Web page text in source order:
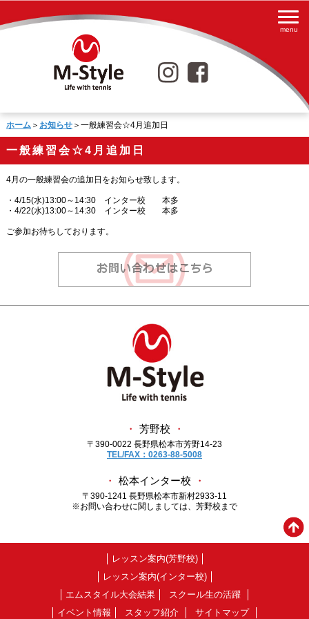
ホーム＞ お知らせ＞一般練習会☆4月追加日
一般練習会☆4月追加日
4月の一般練習会の追加日をお知らせ致します。
・4/15(水)13:00～14:30 インター校 本多
・4/22(水)13:00～14:30 インター校 本多
ご参加お待ちしております。
・ 芳野校 ・
〒390-0022 長野県松本市芳野14-23
TEL/FAX：0263-88-5008
・ 松本インター校 ・
〒390-1241 長野県松本市新村2933-11
※お問い合わせに関しましては、芳野校まで
レッスン案内(芳野校)
レッスン案内(インター校)
エムスタイル大会結果
スクール生の活躍
イベント情報
スタッフ紹介 サイトマップ